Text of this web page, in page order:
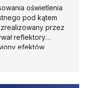
oświetlenia
pod kątem
przez
reflektory
efektów